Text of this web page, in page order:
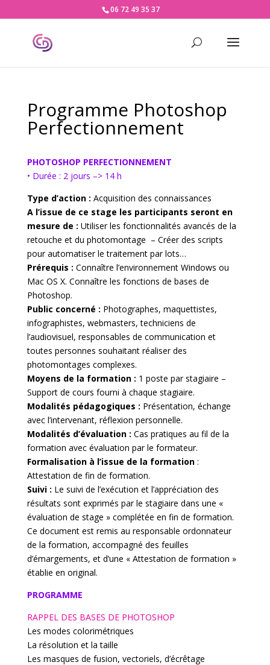
06 72 49 35 37
Programme Photoshop
Perfectionnement
PHOTOSHOP PERFECTIONNEMENT
• Durée : 2 jours –> 14 h
Type d’action : Acquisition des connaissances
A l’issue de ce stage les participants seront en
mesure de : Utiliser les fonctionnalités avancés de la
retouche et du photomontage – Créer des scripts
pour automatiser le traitement par lots…
Prérequis : Connaître l’environnement Windows ou
Mac OS X. Connaître les fonctions de bases de
Photoshop.
Public concerné : Photographes, maquettistes,
infographistes, webmasters, techniciens de
l’audiovisuel, responsables de communication et
toutes personnes souhaitant réaliser des
photomontages complexes.
Moyens de la formation : 1 poste par stagiaire –
Support de cours fourni à chaque stagiaire.
Modalités pédagogiques : Présentation, échange
avec l’intervenant, réflexion personnelle.
Modalités d’évaluation : Cas pratiques au fil de la
formation avec évaluation par le formateur.
Formalisation à l’issue de la formation:
Attestation de fin de formation.
Suivi : Le suivi de l’exécution et l’appréciation des
résultats sont exprimés par le stagiaire dans une «
évaluation de stage » complétée en fin de formation.
Ce document est remis au responsable ordonnateur
de la formation, accompagné des feuilles
d’émargements, et d’une « Attestation de formation »
établie en original.
PROGRAMME
RAPPEL DES BASES DE PHOTOSHOP
Les modes colorimétriques
La résolution et la taille
Les masques de fusion, vectoriels, d’écrêtage